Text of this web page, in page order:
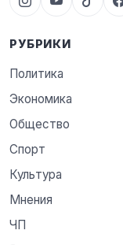
РУБРИКИ
Политика
Экономика
Общество
Спорт
Культура
Мнения
ЧП